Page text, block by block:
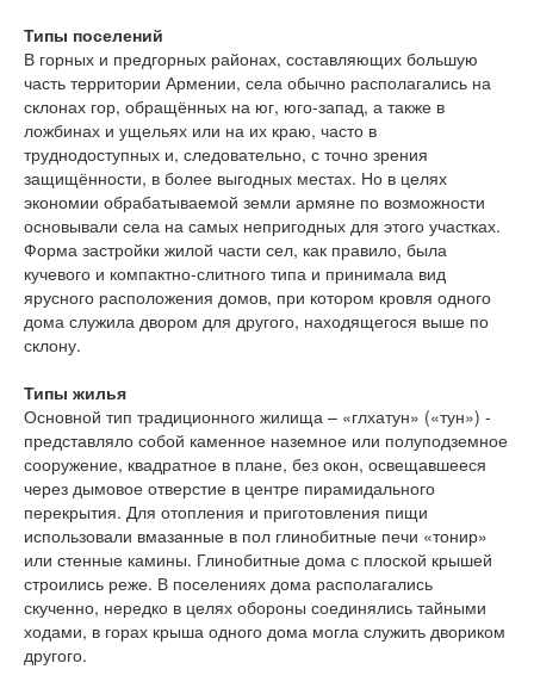
Типы поселений
В горных и предгорных районах, составляющих большую
часть территории Армении, села обычно располагались на
склонах гор, обращённых на юг, юго-запад, а также в
ложбинах и ущельях или на их краю, часто в
труднодоступных и, следовательно, с точно зрения
защищённости, в более выгодных местах. Но в целях
экономии обрабатываемой земли армяне по возможности
основывали села на самых непригодных для этого участках.
Форма застройки жилой части сел, как правило, была
кучевого и компактно-слитного типа и принимала вид
ярусного расположения домов, при котором кровля одного
дома служила двором для другого, находящегося выше по
склону.
Типы жилья
Основной тип традиционного жилища – «глхатун» («тун») -
представляло собой каменное наземное или полуподземное
сооружение, квадратное в плане, без окон, освещавшееся
через дымовое отверстие в центре пирамидального
перекрытия. Для отопления и приготовления пищи
использовали вмазанные в пол глинобитные печи «тонир»
или стенные камины. Глинобитные дома с плоской крышей
строились реже. В поселениях дома располагались
скученно, нередко в целях обороны соединялись тайными
ходами, в горах крыша одного дома могла служить двориком
другого.